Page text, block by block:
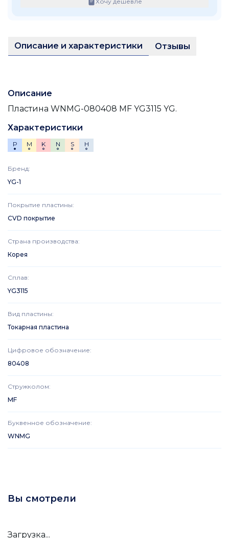
Описание и характеристики Отзывы
Описание
Пластина WNMG-080408 MF YG3115 YG.
Характеристики
P M K N S H
Бренд:
YG-1
Покрытие пластины:
CVD покрытие
Страна производства:
Корея
Сплав:
YG3115
Вид пластины:
Токарная пластина
Цифровое обозначение:
80408
Стружколом:
MF
Буквенное обозначение:
WNMG
Вы смотрели
Загрузка...